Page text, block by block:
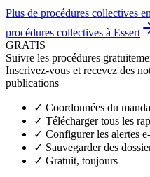
Plus de procédures collectives
procédures collectives à Essert
GRATIS
Suivre les procédures
Inscrivez-vous et recevez des
publications
✓ Coordonnées du
✓ Télécharger tous les
✓ Configurer les alertes
✓ Sauvegarder des
✓ Gratuit, toujours